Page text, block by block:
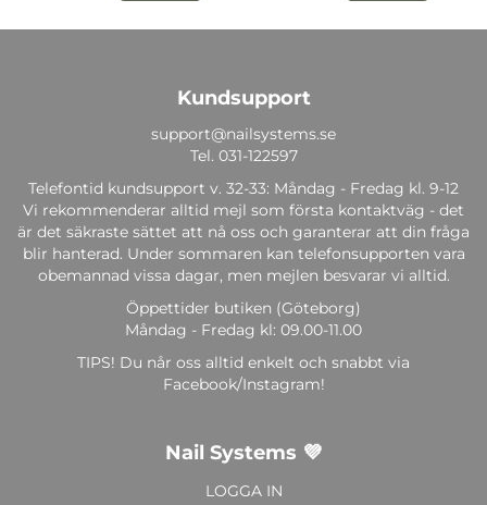
Kundsupport
support@nailsystems.se
Tel. 031-122597
Telefontid kundsupport v. 32-33: Måndag - Fredag kl. 9-12
Vi rekommenderar alltid mejl som första kontaktväg - det
är det säkraste sättet att nå oss och garanterar att din fråga
blir hanterad. Under sommaren kan telefonsupporten vara
obemannad vissa dagar, men mejlen besvarar vi alltid.
Öppettider butiken (Göteborg)
Måndag - Fredag kl: 09.00-11.00
TIPS! Du når oss alltid enkelt och snabbt via
Facebook/Instagram!
Nail Systems 💜
LOGGA IN